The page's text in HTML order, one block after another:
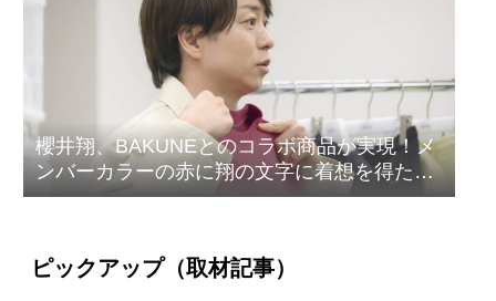
櫻井翔、BAKUNEとのコラボ商品が実現！メ
ンバーカラーの赤に翔の文字に着想を得たデ
ザイン
ピックアップ（取材記事）